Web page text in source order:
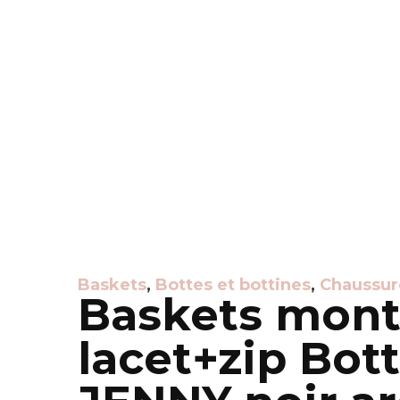
Baskets, Bottes et bottines,
Baskets
lacet+zip